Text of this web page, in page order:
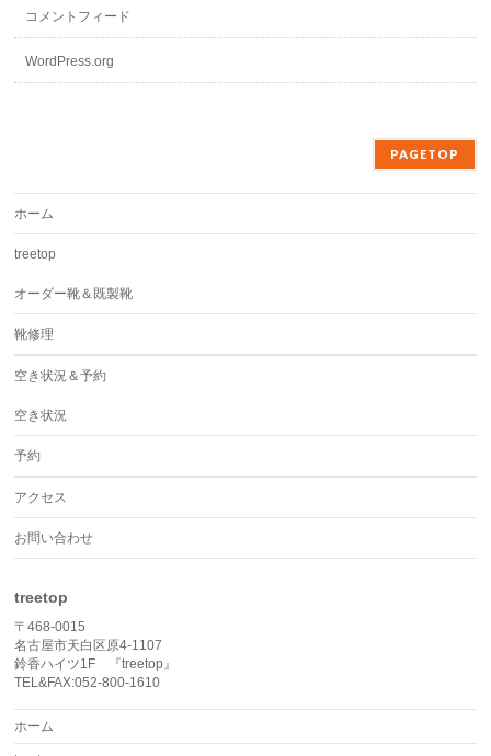
コメントフィード
WordPress.org
PAGETOP
ホーム
treetop
オーダー靴＆既製靴
靴修理
空き状況＆予約
空き状況
予約
アクセス
お問い合わせ
treetop
〒468-0015
名古屋市天白区原4-1107
鈴香ハイツ1F 『treetop』
TEL&FAX:052-800-1610
ホーム